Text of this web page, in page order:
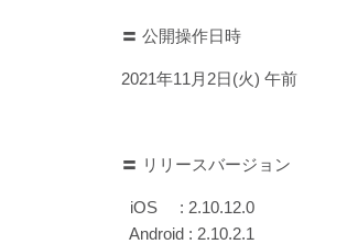
〓 公開操作日時
2021年11月2日(火) 午前
〓 リリースバージョン
iOS : 2.10.12.0
Android : 2.10.2.1